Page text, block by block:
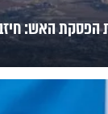
הפסקת האש: